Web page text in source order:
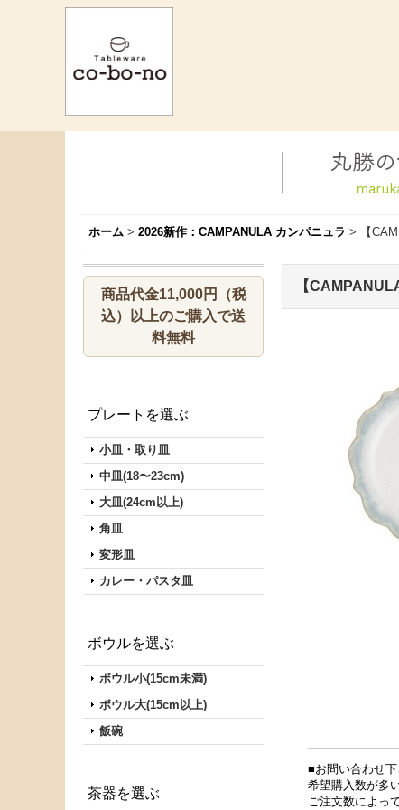
ホーム > 2026新作：CAMPANULA カンパニュラ > 【
商品代金11,000円（税
込）以上のご購入で送
料無料
プレートを選ぶ
小皿・取り皿
中皿(18〜23cm)
大皿(24cm以上)
角皿
変形皿
カレー・パスタ皿
ボウルを選ぶ
ボウル小(15cm未満)
ボウル大(15cm以上)
飯碗
茶器を選ぶ
【
■お問い合わせ
希望購入数が多
ご注文数によっ